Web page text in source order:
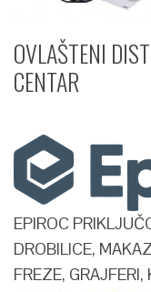
OVLAŠTENI
CENTAR​
EPIROC
DROBILICE,
FREZE,